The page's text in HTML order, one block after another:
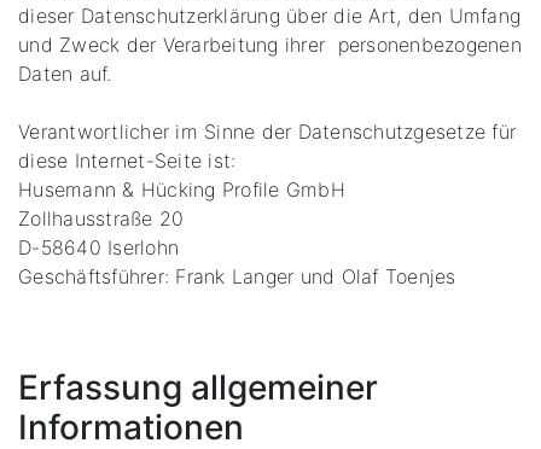
dieser Datenschutzerklärung über die Art, den Umfang
und Zweck der Verarbeitung ihrer personenbezogenen
Daten auf.
Verantwortlicher im Sinne der Datenschutzgesetze für
diese Internet-Seite ist:
Husemann & Hücking Profile GmbH
Zollhausstraße 20
D-58640 Iserlohn
Geschäftsführer: Frank Langer und Olaf Toenjes
Erfassung allgemeiner
Informationen